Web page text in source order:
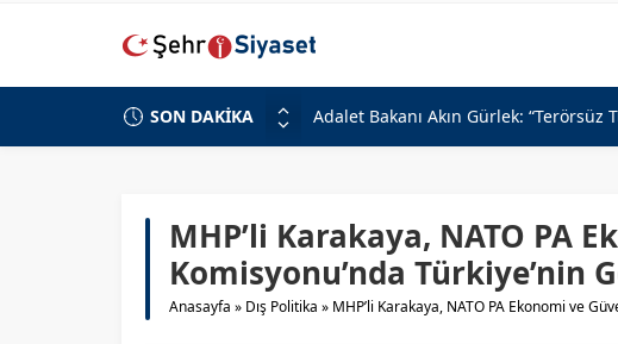
SON DAKİKA
Devlet Bahçeli’den Erzincanlılara
Milli Savunma Bakanlığı’ndan
Beştepe’de Cumhur İttifakı Zirvesi
MHP Genel Başkan Yardımcısı
Türkiye-Suriye İlişkilerinin Geleceği:
MHP’li Karakaya, NATO PA
Komisyonu’nda Türkiye’nin
Anasayfa » Dış Politika » MHP’li Karakaya, NATO PA Ekonomi ve